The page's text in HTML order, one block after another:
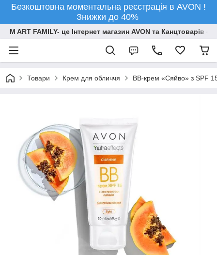
Безкоштовна моментальна реєстрація в AVON !
Знижки до 40%
M ART FAMILY- це Інтернет магазин AVON та Канцтоварів
Товари Крем для обличчя ВВ-крем «Сяйво» з SPF